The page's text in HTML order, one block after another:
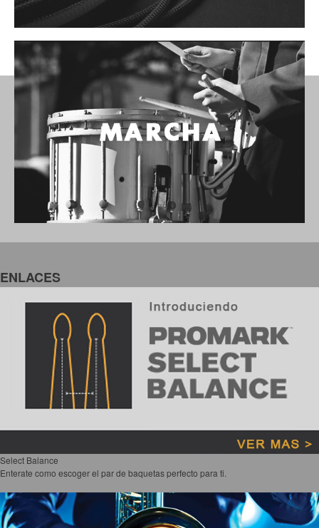
ENLACES
Select Balance
Enterate como escoger el par de baquetas perfecto para ti.